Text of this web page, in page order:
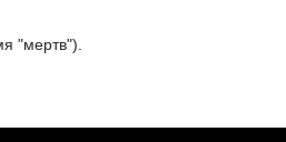
"мертв").